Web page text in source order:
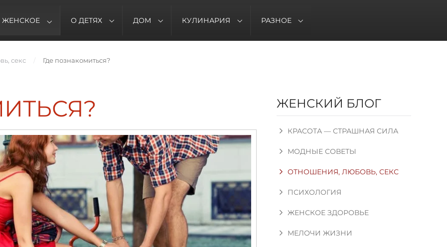
ЖЕНСКОЕ О ДЕТЯХ ДОМ КУЛИНАРИЯ РАЗНОЕ
секс Где познакомиться?
ЖЕНСКИЙ БЛОГ
КРАСОТА — СТРАШНАЯ СИЛА
МОДНЫЕ СОВЕТЫ
ОТНОШЕНИЯ, ЛЮБОВЬ, СЕКС
ПСИХОЛОГИЯ
ЖЕНСКОЕ ЗДОРОВЬЕ
МЕЛОЧИ ЖИЗНИ